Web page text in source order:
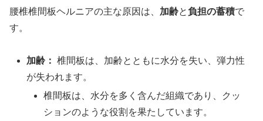
腰椎椎間板ヘルニアの主な原因は、 加齢と負担の蓄積で
す。
加齢： 椎間板は、加齢とともに水分を失い、弾力性
が失われます。
椎間板は、水分を多く含んだ組織であり、クッ
ションのような役割を果たしています。